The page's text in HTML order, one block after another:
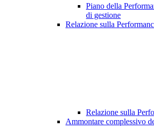
Piano della
di gestione
Relazione sulla
Relazione sulla
Ammontare complessivo